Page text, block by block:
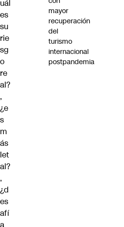
uál
es
su
rie
sg
o
re
al?
,
¿e
s
m
ás
let
al?
,
¿d
es
afí
a
mayor
recuperación
del
turismo
internacional
postpandemia